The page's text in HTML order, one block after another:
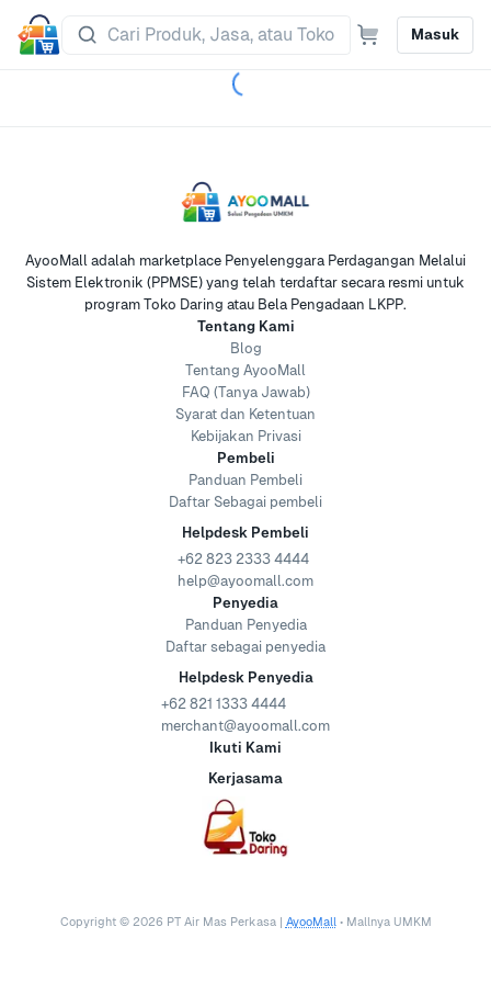
Masuk
AyooMall adalah marketplace Penyelenggara Perdagangan Melalui
Sistem Elektronik (PPMSE) yang telah terdaftar secara resmi untuk
program Toko Daring atau Bela Pengadaan LKPP.
Tentang Kami
Blog
Tentang AyooMall
FAQ (Tanya Jawab)
Syarat dan Ketentuan
Kebijakan Privasi
Pembeli
Panduan Pembeli
Daftar Sebagai pembeli
Helpdesk Pembeli
+62 823 2333 4444
help@ayoomall.com
Penyedia
Panduan Penyedia
Daftar sebagai penyedia
Helpdesk Penyedia
+62 821 1333 4444
merchant@ayoomall.com
Ikuti Kami
Kerjasama
Copyright © 2026 PT Air Mas Perkasa | AyooMall • Mallnya UMKM